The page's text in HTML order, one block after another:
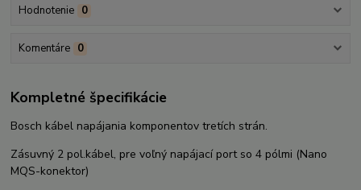
Hodnotenie 0
Komentáre 0
Kompletné špecifikácie
Bosch kábel napájania komponentov tretích strán.
Zásuvný 2 pol.kábel, pre voľný napájací port so 4 pólmi (Nano
MQS-konektor)